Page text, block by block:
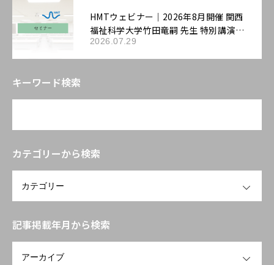
HMTウェビナー｜2026年8月開催 関西
福祉科学大学竹田竜嗣 先生 特別講演
「第3回機能性表示ラボ：ロンジェビテ
ィ市場の最新動向と「機能性表示食
み立て方」
2026.07.29
キーワード検索
カテゴリーから検索
記事掲載年月から検索